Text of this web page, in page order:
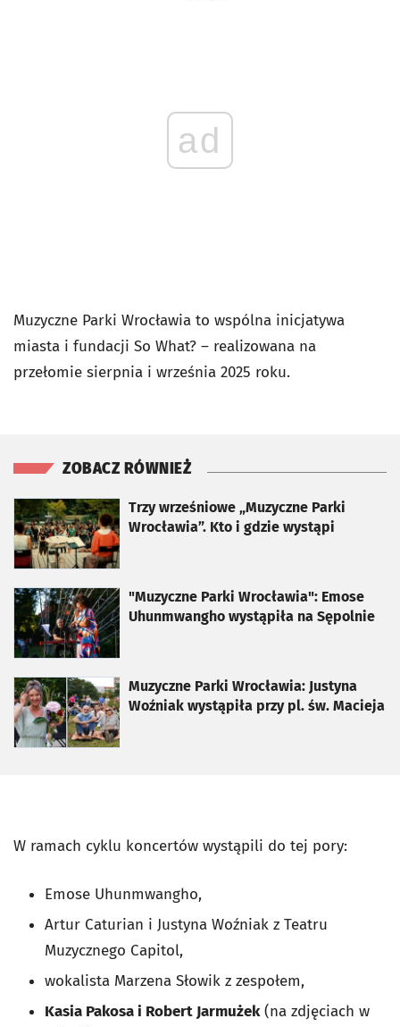
ad
Muzyczne Parki Wrocławia to wspólna inicjatywa
miasta i fundacji So What? – realizowana na
przełomie sierpnia i września 2025 roku.
ZOBACZ RÓWNIEŻ
Trzy wrześniowe „Muzyczne Parki
Wrocławia”. Kto i gdzie wystąpi
otworzy się w nowej karcie
"Muzyczne Parki Wrocławia": Emose
Uhunmwangho wystąpiła na Sępolnie
otworzy się w nowej karcie
Muzyczne Parki Wrocławia: Justyna
Woźniak wystąpiła przy pl. św. Macieja
otworzy się w nowej karcie
W ramach cyklu koncertów wystąpili do tej pory:
Emose Uhunmwangho,
Artur Caturian i Justyna Woźniak z Teatru
Muzycznego Capitol,
wokalista Marzena Słowik z zespołem,
Kasia Pakosa i Robert Jarmużek(na zdjęciach w